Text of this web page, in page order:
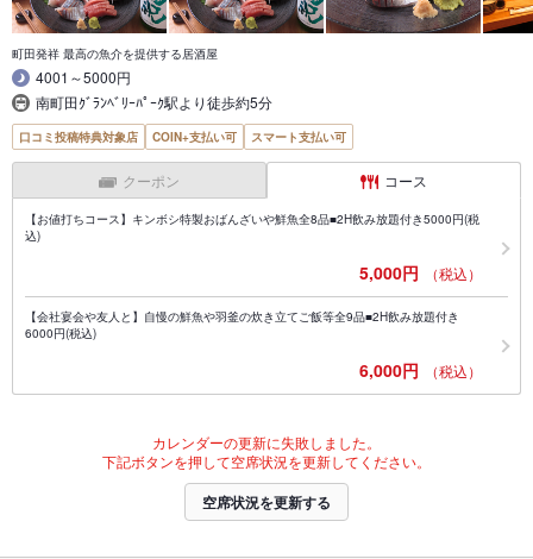
町田発祥 最高の魚介を提供する居酒屋
4001～5000円
南町田ｸﾞﾗﾝﾍﾞﾘｰﾊﾟｰｸ駅より徒歩約5分
口コミ投稿特典対象店 COIN+支払い可 スマート支払い可
クーポン コース
【お値打ちコース】キンボシ特製おばんざいや鮮魚全8品■2H飲み放題付き5000円(税
込)
5,000円 （税込）
【会社宴会や友人と】自慢の鮮魚や羽釜の炊き立てご飯等全9品■2H飲み放題付き
6000円(税込)
6,000円 （税込）
カレンダーの更新に失敗しました。
下記ボタンを押して空席状況を更新してください。
空席状況を更新する